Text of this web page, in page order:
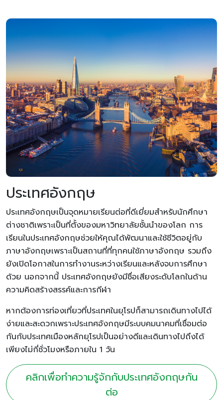
ประเทศอังกฤษ
ประเทศอังกฤษเป็นจุดหมายเรียนต่อที่ดีเยี่ยมสำหรับนักศึกษา
ต่างชาติเพราะเป็นที่ตั้งของมหาวิทยาลัยชั้นนำของโลก การ
เรียนในประเทศอังกฤษช่วยให้คุณได้พัฒนาและใช้ชีวิตอยู่กับ
ภาษาอังกฤษเพราะเป็นสถานที่ที่ทุกคนใช้ภาษาอังกฤษ รวมถึง
ยังเปิดโอกาสในการทำงานระหว่างเรียนและหลังจบการศึกษา
ด้วย นอกจากนี้ ประเทศอังกฤษยังมีชื่อเสียงระดับโลกในด้าน
ความคิดสร้างสรรค์และการกีฬา
หากต้องการท่องเที่ยวที่ประเทศในยุโรปก็สามารถเดินทางไปได้
ง่ายและสะดวกเพราะประเทศอังกฤษมีระบบคมนาคมที่เชื่อมต่อ
กันกับประเทศเมืองหลักยุโรปเป็นอย่างดีและเดินทางไปถึงได้
เพียงไม่กี่ชั่วโมงหรือภายใน 1 วัน
คลิกเพื่อทำความรู้จักกับประเทศอังกฤษกัน
ต่อ